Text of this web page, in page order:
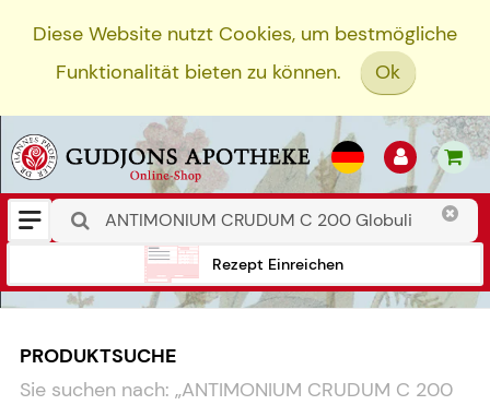
Diese Website nutzt Cookies, um bestmögliche
Funktionalität bieten zu können.
Ok
Rezept Einreichen
PRODUKTSUCHE
Sie suchen nach: „ANTIMONIUM CRUDUM C 200